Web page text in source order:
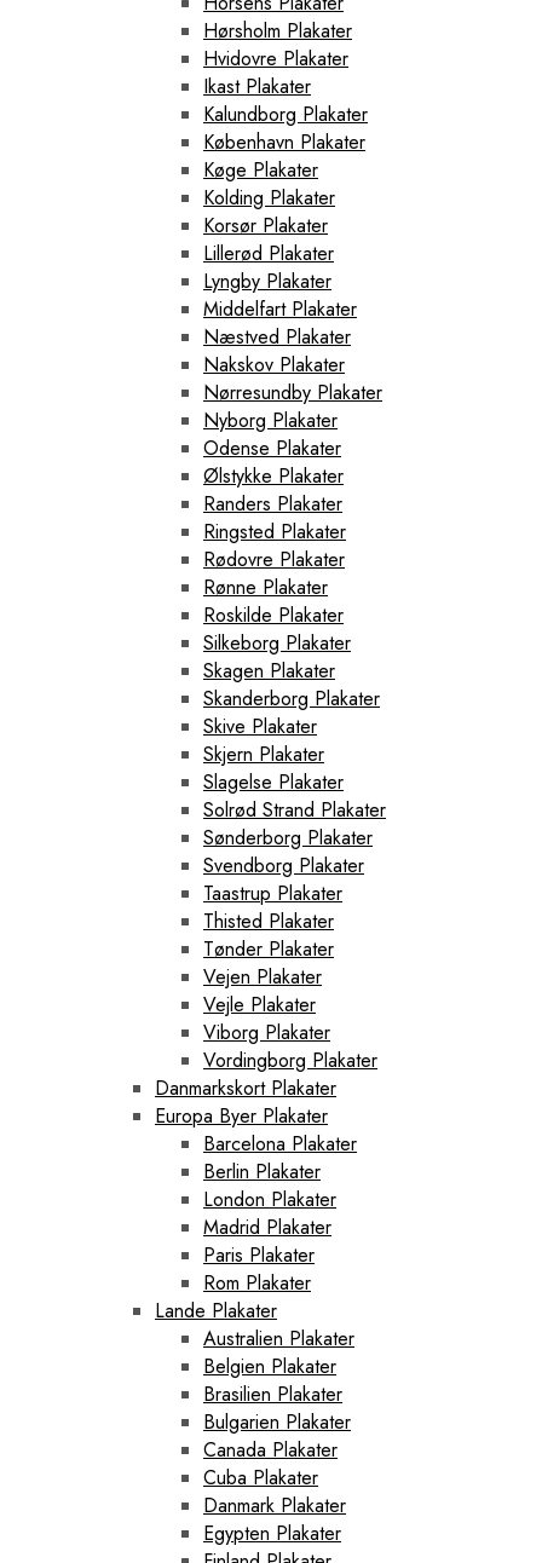
Hørsholm Plakater
Hvidovre Plakater
Ikast Plakater
Kalundborg Plakater
København Plakater
Køge Plakater
Kolding Plakater
Korsør Plakater
Lillerød Plakater
Lyngby Plakater
Middelfart Plakater
Næstved Plakater
Nakskov Plakater
Nørresundby Plakater
Nyborg Plakater
Odense Plakater
Ølstykke Plakater
Randers Plakater
Ringsted Plakater
Rødovre Plakater
Rønne Plakater
Roskilde Plakater
Silkeborg Plakater
Skagen Plakater
Skanderborg Plakater
Skive Plakater
Skjern Plakater
Slagelse Plakater
Solrød Strand Plakater
Sønderborg Plakater
Svendborg Plakater
Taastrup Plakater
Thisted Plakater
Tønder Plakater
Vejen Plakater
Vejle Plakater
Viborg Plakater
Vordingborg Plakater
Danmarkskort Plakater
Europa Byer Plakater
Barcelona Plakater
Berlin Plakater
London Plakater
Madrid Plakater
Paris Plakater
Rom Plakater
Lande Plakater
Australien Plakater
Belgien Plakater
Brasilien Plakater
Bulgarien Plakater
Canada Plakater
Cuba Plakater
Danmark Plakater
Egypten Plakater